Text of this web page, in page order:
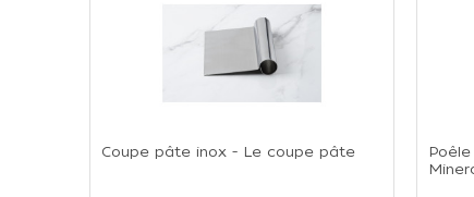
Coupe pâte inox - Le coupe pâte